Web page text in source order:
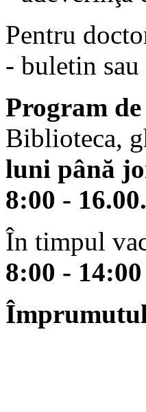
Pentru
- buletin
Program
Biblioteca,
luni până
8:00 - 16.00.
În timpul
8:00 - 14:00
Împrumutul